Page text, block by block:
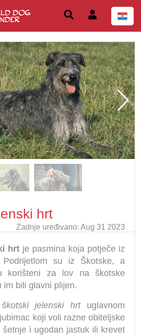
hrt
Zadnje uređivano: Aug 31 2023
hrt je pasmina koja potječe iz
Podrijetlom su iz Škotske, a
korišteni za lov na škotske
im bili glavni plijen.
škotski jelenski hrtuglavnom
koji voli razne obiteljske
šetnje i ugodan jastuk ili krevet